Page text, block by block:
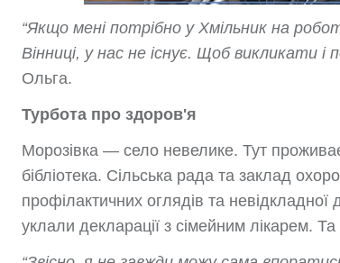
“Якщо мені потрібно у Хмільник на
Вінниці, у нас не існує. Щоб викликати і
Ольга.
Турбота про здоров'я
Морозівка — село невелике. Тут
бібліотека. Сільська рада та заклад
профілактичних оглядів та
уклали декларації з сімейним лікарем.